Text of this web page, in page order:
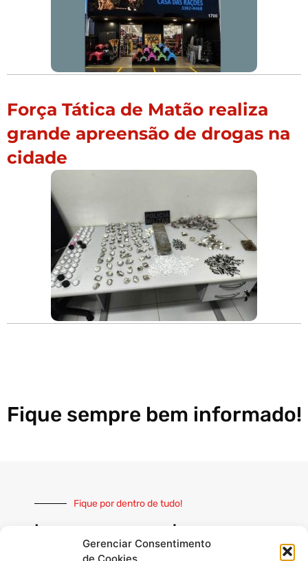
Gerenciar Consentimento
Força Tática de Matão realiza
grande apreensão de drogas na
cidade
Fique sempre bem informado!
Fique por dentro de tudo!
Inscreva-se e receba nossas
notícias sempre atualizadas